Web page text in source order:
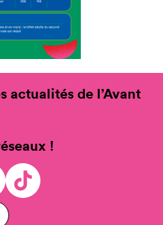
actualités de l’Avant
!